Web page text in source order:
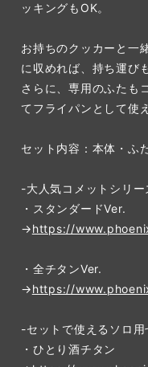
ッキングもOK。
お持ちのクッカーと一
に収めれば、持ち運び
さらに、専用のふたも
てフライパンとして使
セット内容：本体・ふ
-大人気コメットシリ
・スタンダードVer.
→https://
・全チタンVer.
→https://
-セットで使えるソロ
・ひとり酒チタン